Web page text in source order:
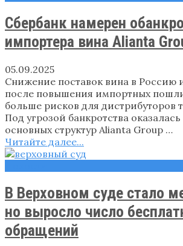
Сбербанк намерен
импортера вина Alianta
05.09.2025
Снижение поставок вина в Россию
после повышения импортных
больше рисков для дистрибуторов
Под угрозой банкротства
основных структур Alianta Group …
Читайте далее...
В Верховном суде стало
но выросло число
обращений